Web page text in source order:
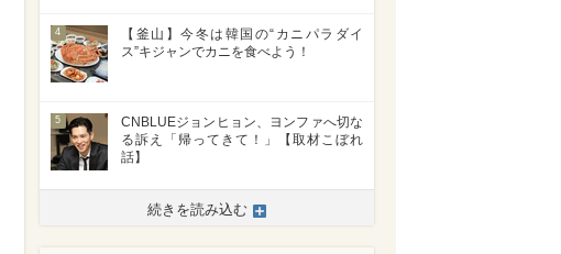
4
【釜山】今冬は韓国の“カニパラダイ
ス”キジャンでカニを食べよう！
5
CNBLUEジョンヒョン、ヨンファへ切な
る訴え「帰ってきて！」【取材こぼれ
話】
続きを読み込む